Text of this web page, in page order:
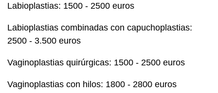
Labioplastias: 1500 - 2500 euros
Labioplastias combinadas con capuchoplastias:
2500 - 3.500 euros
Vaginoplastias quirúrgicas: 1500 - 2500 euros
Vaginoplastias con hilos: 1800 - 2800 euros